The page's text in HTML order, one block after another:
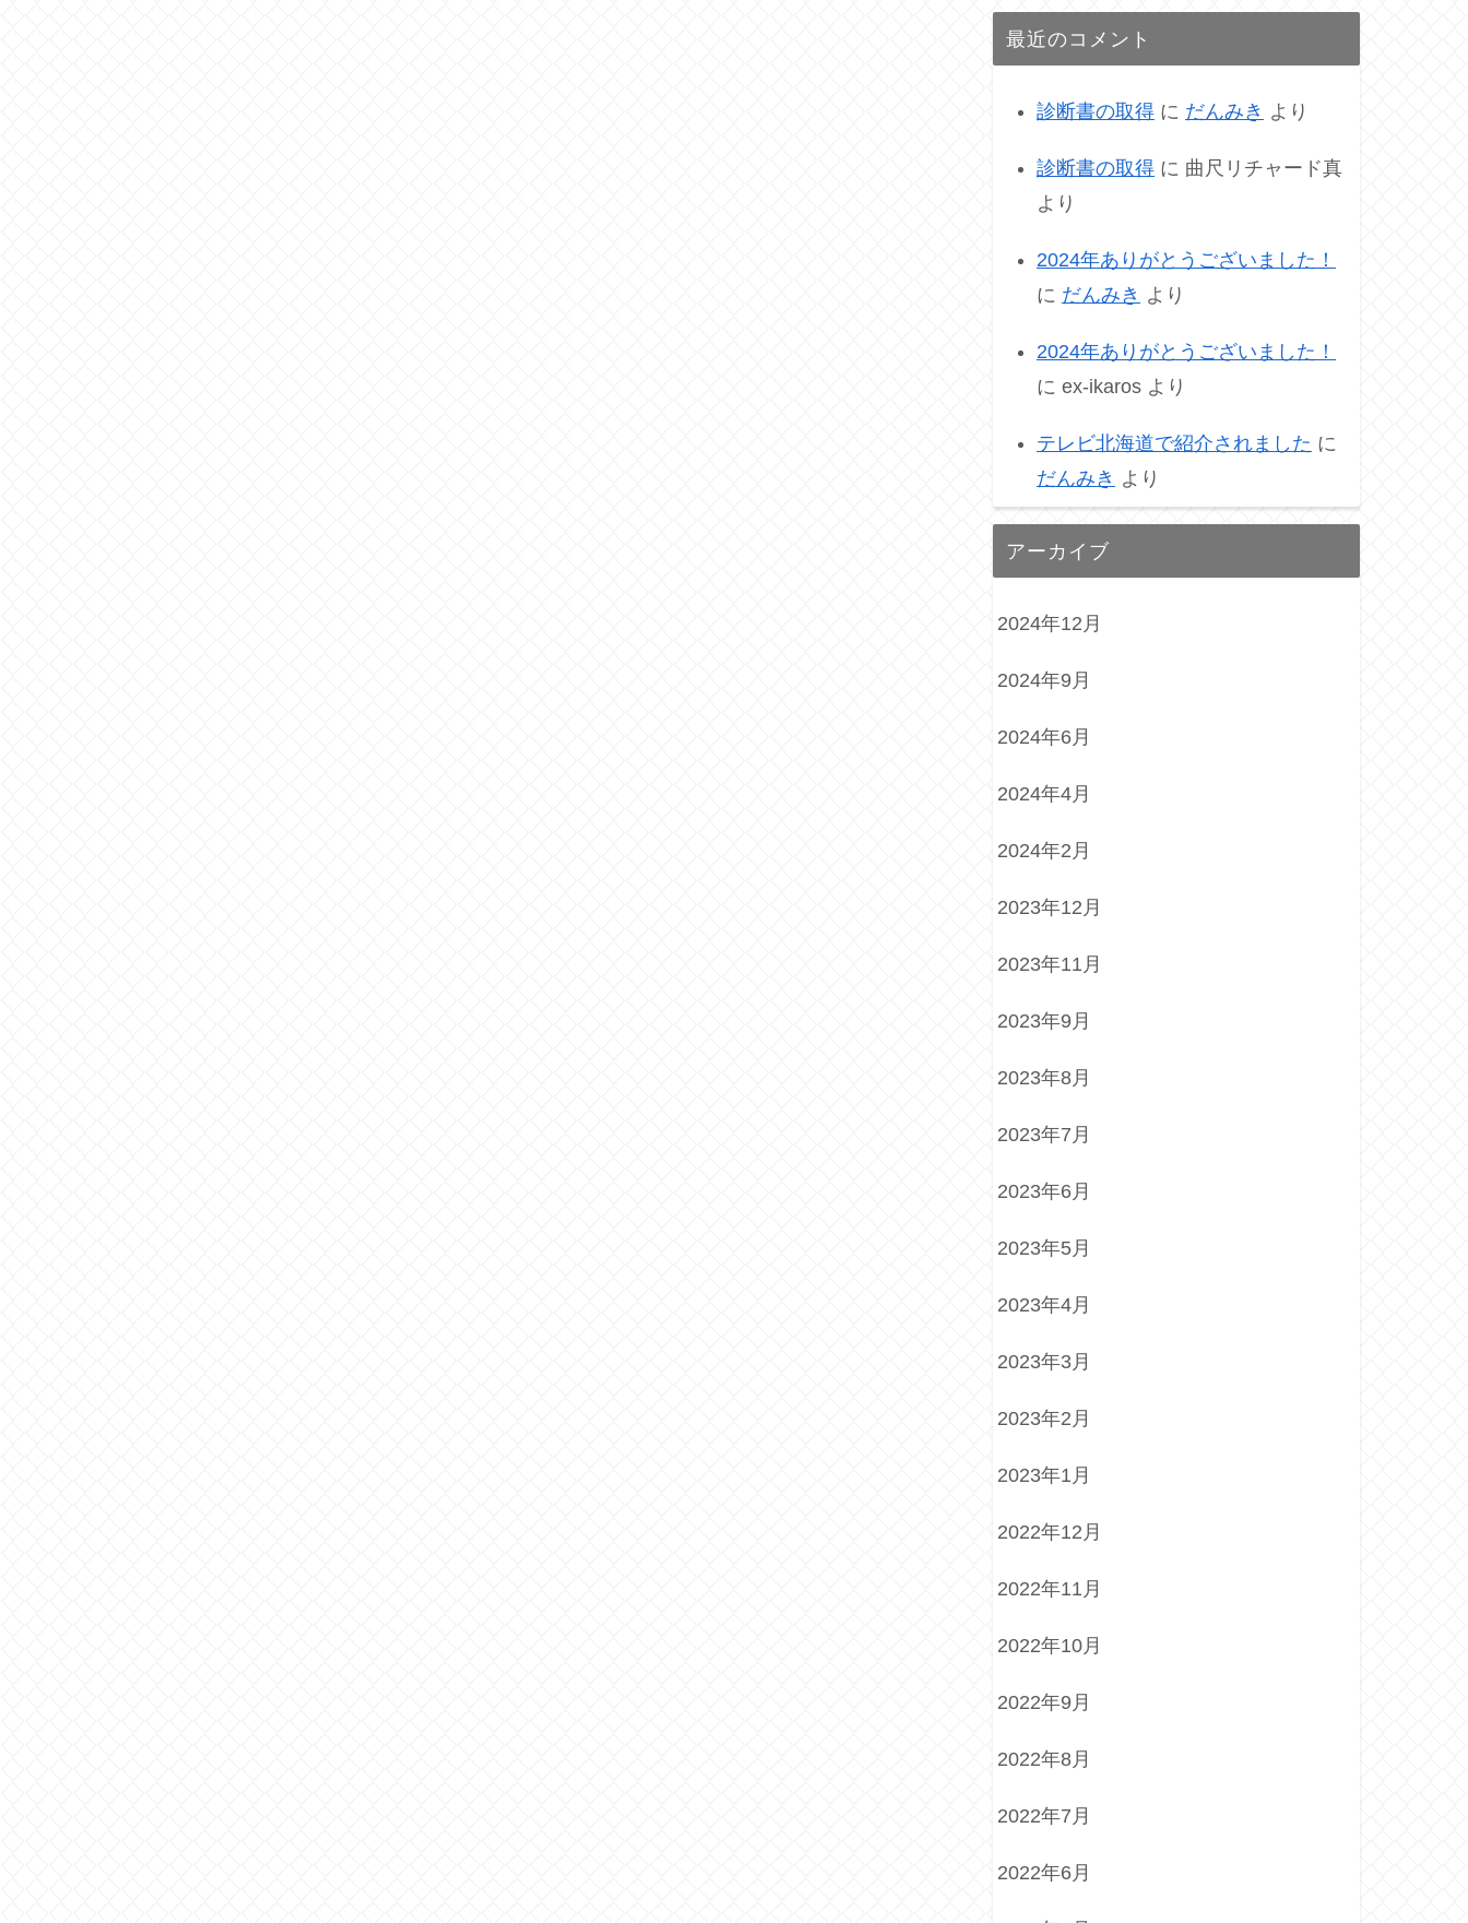
最近のコメント
診断書の取得 に だんみき より
診断書の取得 に 曲尺リチャード真
より
2024年ありがとうございました！
に だんみき より
2024年ありがとうございました！
に ex-ikaros より
テレビ北海道で紹介されました に
だんみき より
アーカイブ
2024年12月
2024年9月
2024年6月
2024年4月
2024年2月
2023年12月
2023年11月
2023年9月
2023年8月
2023年7月
2023年6月
2023年5月
2023年4月
2023年3月
2023年2月
2023年1月
2022年12月
2022年11月
2022年10月
2022年9月
2022年8月
2022年7月
2022年6月